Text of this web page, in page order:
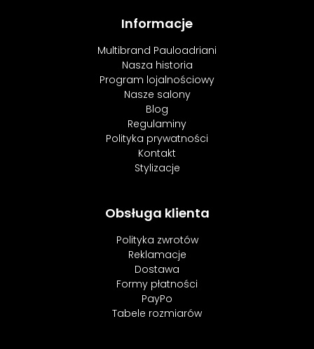
Informacje
Multibrand Pauloadriani
Nasza historia
Program lojalnościowy
Nasze salony
Blog
Regulaminy
Polityka prywatności
Kontakt
Stylizacje
Obsługa klienta
Polityka zwrotów
Reklamacje
Dostawa
Formy płatności
PayPo
Tabele rozmiarów